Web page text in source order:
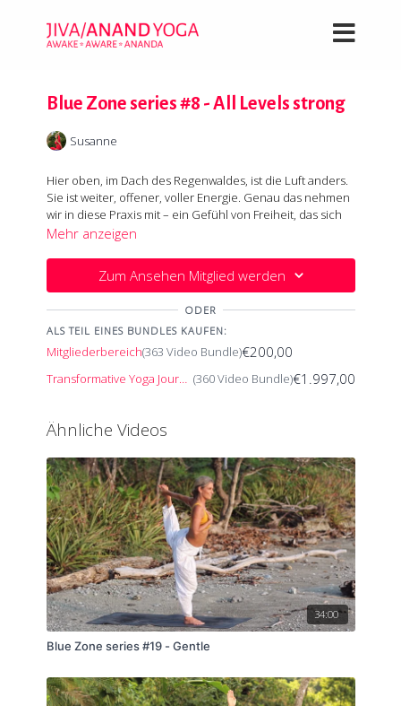
Blue Zone series #8 - All Levels strong
Susanne
Hier oben, im Dach des Regenwaldes, ist die Luft anders.
Sie ist weiter, offener, voller Energie. Genau das nehmen
wir in diese Praxis mit – ein Gefühl von Freiheit, das sich
durch jede Bewegung zieht.
Wir starten mit kraftvollen Asanas, die dein Energiefeld
stärken und Blockaden auflösen. Vasishthasana (Seitstütz)
Balance, während Matsyasana (Fisch) und Chakrasana
(Rad) deine Brust öffnen und emotionale Spannungen
lösen. Dann geht’s ans Eingemachte: Hanumanasana, der
Einladung, Kontrolle loszulassen und dich der Weite
sich, dein Atem fließt. Mit Surya Yantrasana (Kompass)
vertiefst du diese Öffnung und spürst, wie Beweglichkeit
Zum Abschluss: Kapalabhati, die kraftvolle
Reinigungsatmung. Drei Runden, die deinen Geist klären,
dein Feuer entfachen und dich voller Leichtigkeit
zurücklassen. Das ist mehr als eine Yogapraxis – das ist
ein Reset. Bereit, deine Energie zu entfesseln? Let’s go!
Mehr anzeigen
Zum Ansehen Mitglied werden
ODER
ALS TEIL EINES BUNDLES KAUFEN:
Mitgliederbereich(363 Video Bundle)€200,00
Transformative Yoga Journey (360 Video Bundle)€1.997,00
Ähnliche Videos
34:00
Blue Zone series #19 - Gentle